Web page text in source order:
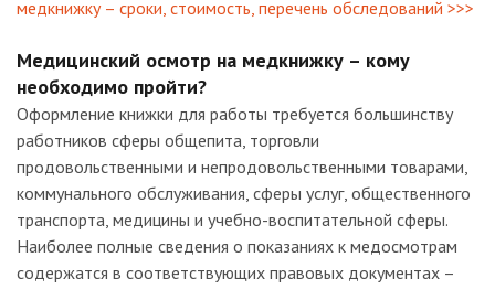
медкнижку – сроки, стоимость, перечень обследований >>>
Медицинский осмотр на медкнижку – кому
необходимо пройти?
Оформление книжки для работы требуется большинству
работников сферы общепита, торговли
продовольственными и непродовольственными товарами,
коммунального обслуживания, сферы услуг, общественного
транспорта, медицины и учебно-воспитательной сферы.
Наиболее полные сведения о показаниях к медосмотрам
содержатся в соответствующих правовых документах –